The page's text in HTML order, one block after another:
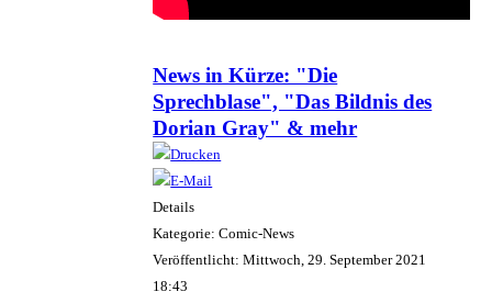
News in Kürze: "Die
Sprechblase", "Das Bildnis des
Dorian Gray" & mehr
Details
Kategorie: Comic-News
Veröffentlicht: Mittwoch, 29. September 2021
18:43